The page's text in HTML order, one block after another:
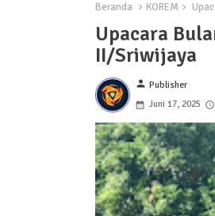
Beranda KOREM
Upacara
II/Sriwijaya
person Publisher
Juni 17, 2025